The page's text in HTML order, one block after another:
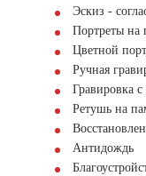
Эскиз -
Портреты на
Цветной
Ручная
Гравировка
Ретушь на
Антидождь